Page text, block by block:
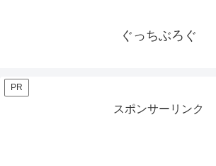
ぐっちぶろぐ
PR
スポンサーリンク